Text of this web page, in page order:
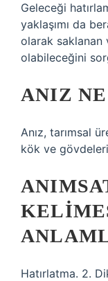
Geleceği
yaklaşımı da
olarak saklanan
olabileceğini
ANIZ
Anız, tarımsal
kök ve
Hatırlatma. 2.